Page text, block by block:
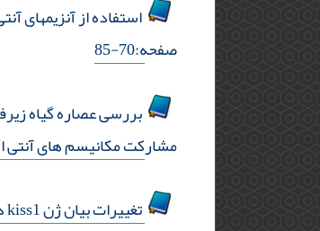
استفاده از آنزیم‎های آنتی‌اکسیدان کیتون (acanthopleura vaillantii) به‌عنوان نشانگر آلودگی فلزات سنگین در مناطق بین جزر و مدی دریای عمان
صفحه:70-85
مشارکت مکانیسم های آنتی
تغییرات بیان ژن kiss1 در بافت مغز جنس نر و ماده ماهی سفید دریای خزر (rutilus kutum) در مراحل مختلف رشد گناد